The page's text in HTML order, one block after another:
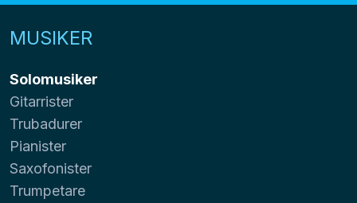
MUSIKER
Solomusiker
Gitarrister
Trubadurer
Pianister
Saxofonister
Trumpetare